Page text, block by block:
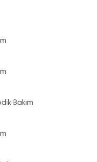
Bakım